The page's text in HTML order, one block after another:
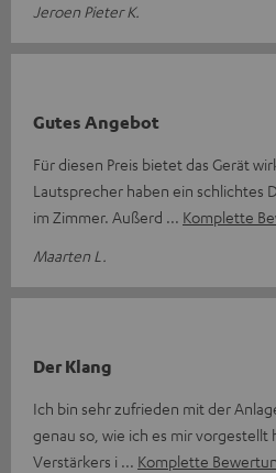
Jeroen Pieter K.
Gutes Angebot
Für diesen Preis bietet das Gerät
Lautsprecher haben ein schlichtes
im Zimmer. Außerd
Komplette
Maarten L.
Der Klang
Ich bin sehr zufrieden mit der
genau so, wie ich es mir vorgestellt
Verstärkers i
Komplette